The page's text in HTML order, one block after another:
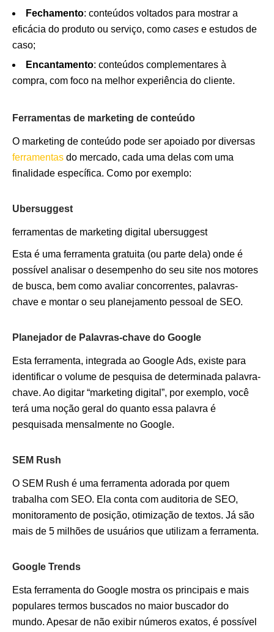
Fechamento: conteúdos voltados para mostrar a
eficácia do produto ou serviço, como cases e estudos de
caso;
Encantamento: conteúdos complementares à
compra, com foco na melhor experiência do cliente.
Ferramentas de marketing de conteúdo
O marketing de conteúdo pode ser apoiado por diversas
ferramentas do mercado, cada uma delas com uma
finalidade específica. Como por exemplo:
Ubersuggest
ferramentas de marketing digital ubersuggest
Esta é uma ferramenta gratuita (ou parte dela) onde é
possível analisar o desempenho do seu site nos motores
de busca, bem como avaliar concorrentes, palavras-
chave e montar o seu planejamento pessoal de SEO.
Planejador de Palavras-chave do Google
Esta ferramenta, integrada ao Google Ads, existe para
identificar o volume de pesquisa de determinada palavra-
chave. Ao digitar “marketing digital”, por exemplo, você
terá uma noção geral do quanto essa palavra é
pesquisada mensalmente no Google.
SEM Rush
O SEM Rush é uma ferramenta adorada por quem
trabalha com SEO. Ela conta com auditoria de SEO,
monitoramento de posição, otimização de textos. Já são
mais de 5 milhões de usuários que utilizam a ferramenta.
Google Trends
Esta ferramenta do Google mostra os principais e mais
populares termos buscados no maior buscador do
mundo. Apesar de não exibir números exatos, é possível